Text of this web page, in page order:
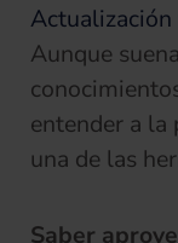
Aunque
entender a la
una de las
Saber